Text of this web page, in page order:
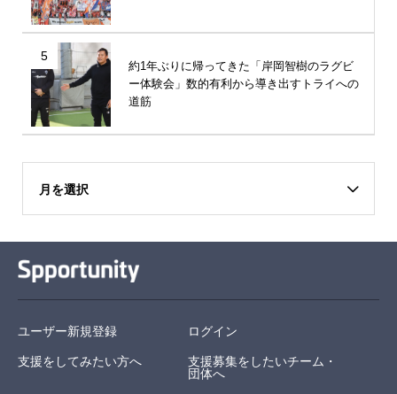
5
約1年ぶりに帰ってきた「岸岡智樹のラグビ
ー体験会」数的有利から導き出すトライへの
道筋
月を選択
ユーザー新規登録 ログイン
支援をしてみたい方へ
支援募集をしたいチーム・
団体へ